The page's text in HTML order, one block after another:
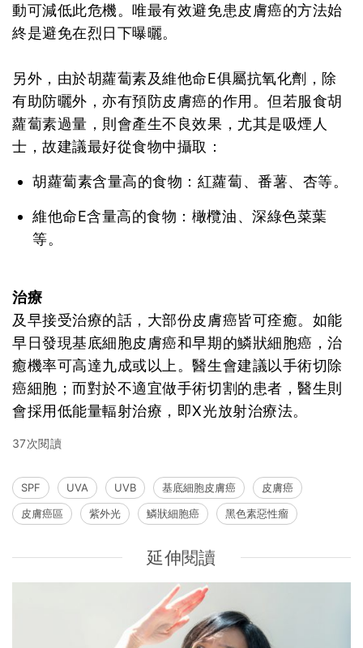
動可減低此危機。唯最有效避免患皮膚癌的方法始
終是避免在烈日下曝曬。
另外，由於胡蘿蔔素及維他命E俱屬抗氧化劑，除
有助防曬外，亦有預防皮膚癌的作用。但若服食胡
蘿蔔素過量，則會產生不良效果，尤其是吸煙人
士，故建議最好從食物中攝取：
胡蘿蔔素含量高的食物：紅蘿蔔、番薯、杏等。
維他命E含量高的食物：橄欖油、深綠色菜葉
等。
治療
及早接受治療的話，大部份皮膚癌皆可痊癒。如能
早日發現基底細胞皮膚癌和早期的鱗狀細胞癌，治
癒機率可高達九成或以上。醫生會建議以手術切除
癌細胞；而對於不適宜做手術切割的患者，醫生則
會採用低能量輻射治療，即X光放射治療法。
37次閱讀
SPF UVA UVB 基底細胞皮膚癌
皮膚癌
皮膚癌區
紫外光 鱗狀細胞癌 黑色素惡性瘤
延伸閱讀